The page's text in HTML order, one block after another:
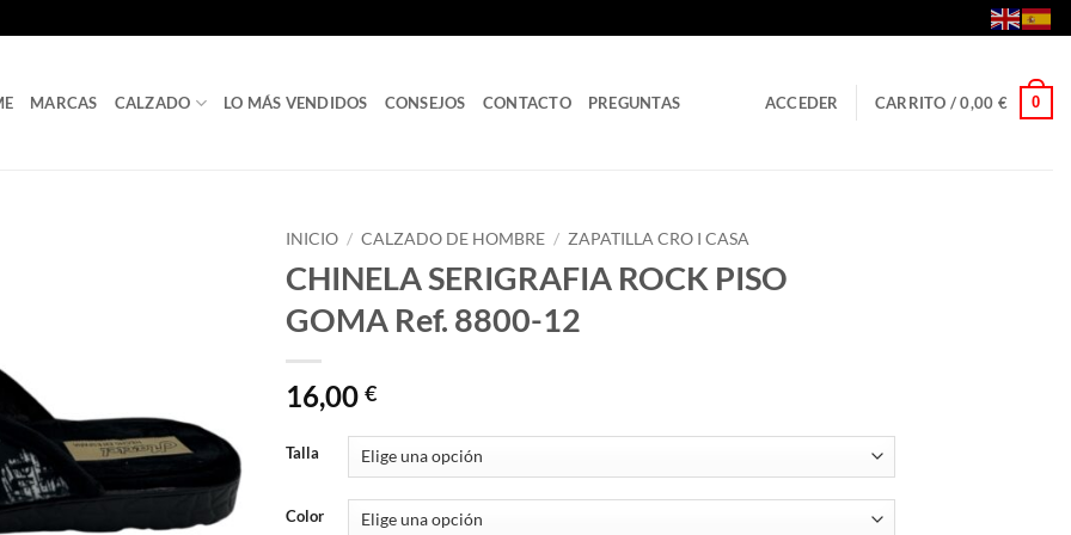
MARCAS CALZADO LO MÁS VENDIDOS CONSEJOS CONTACTO PREGUNTAS ACCEDER CARRITO /0,00 € 0
INICIO / CALZADO DE HOMBRE / ZAPATILLA CRO I CASA
CHINELA SERIGRAFIA ROCK PISO
GOMA Ref. 8800-12
16,00 €
Talla
Color